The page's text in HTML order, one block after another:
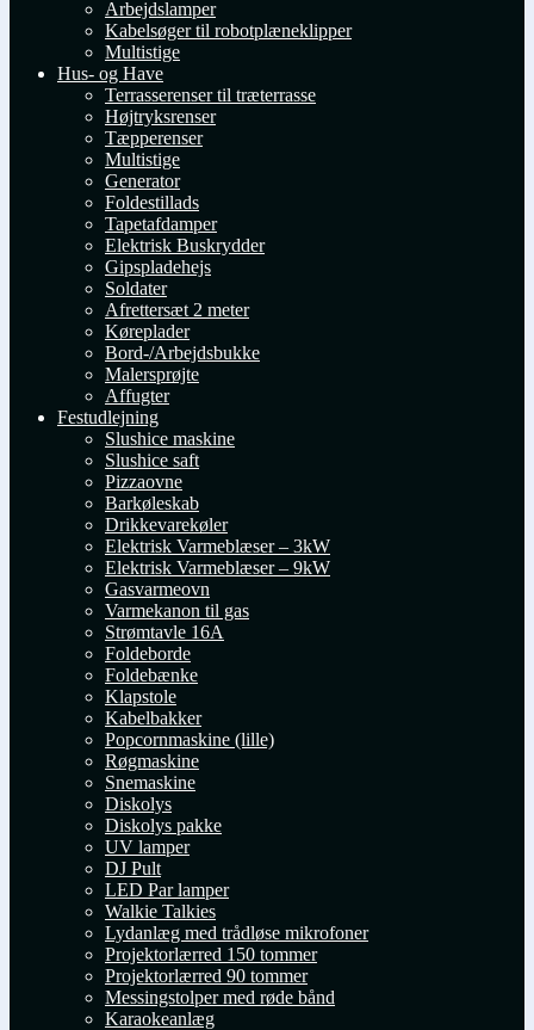
Arbejdslamper
Kabelsøger til robotplæneklipper
Multistige
Hus- og Have
Terrasserenser til træterrasse
Højtryksrenser
Tæpperenser
Multistige
Generator
Foldestillads
Tapetafdamper
Elektrisk Buskrydder
Gipspladehejs
Soldater
Afrettersæt 2 meter
Køreplader
Bord-/Arbejdsbukke
Malersprøjte
Affugter
Festudlejning
Slushice maskine
Slushice saft
Pizzaovne
Barkøleskab
Drikkevarekøler
Elektrisk Varmeblæser – 3kW
Elektrisk Varmeblæser – 9kW
Gasvarmeovn
Varmekanon til gas
Strømtavle 16A
Foldeborde
Foldebænke
Klapstole
Kabelbakker
Popcornmaskine (lille)
Røgmaskine
Snemaskine
Diskolys
Diskolys pakke
UV lamper
DJ Pult
LED Par lamper
Walkie Talkies
Lydanlæg med trådløse mikrofoner
Projektorlærred 150 tommer
Projektorlærred 90 tommer
Messingstolper med røde bånd
Karaokeanlæg